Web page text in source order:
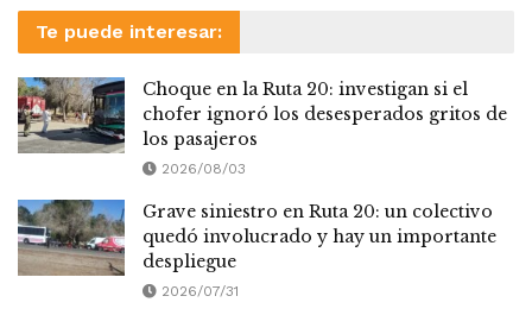
Te puede interesar:
Choque en la Ruta 20: investigan si el
chofer ignoró los desesperados gritos de
los pasajeros
2026/08/03
Grave siniestro en Ruta 20: un colectivo
quedó involucrado y hay un importante
despliegue
2026/07/31